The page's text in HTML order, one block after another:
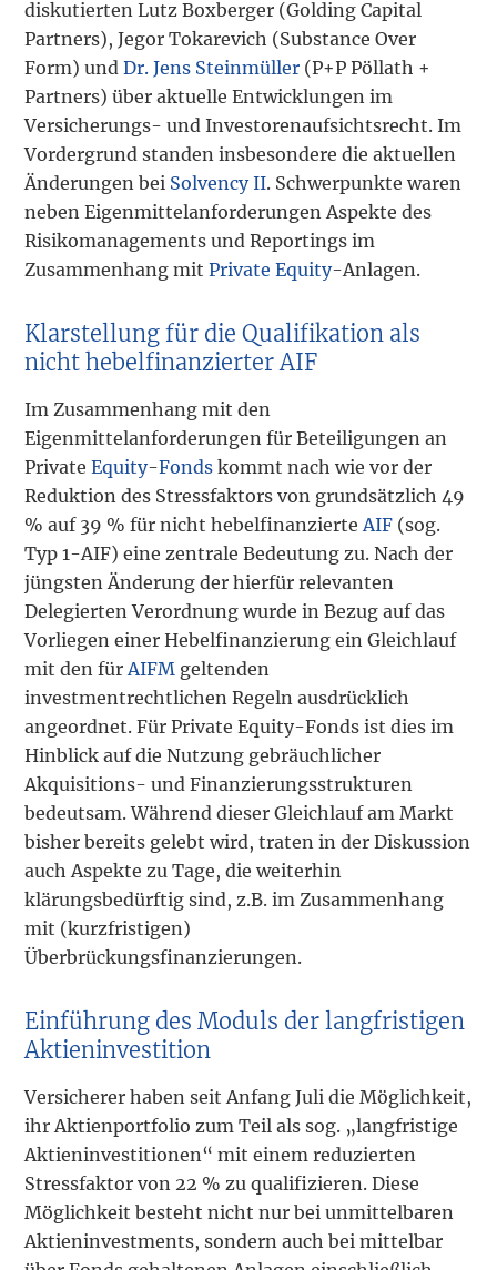
diskutierten Lutz Boxberger (Golding Capital
Partners), Jegor Tokarevich (Substance Over
Form) undDr. Jens Steinmüller (P+P Pöllath +
Partners) über aktuelle Entwicklungen im
Versicherungs- und Investorenaufsichtsrecht. Im
Vordergrund standen insbesondere die aktuellen
Änderungen bei Solvency II. Schwerpunkte waren
neben Eigenmittelanforderungen Aspekte des
Risikomanagements und Reportings im
Zusammenhang mitPrivate Equity-Anlagen.
Klarstellung für die Qualifikation als
nicht hebelfinanzierter AIF
Im Zusammenhang mit den
Eigenmittelanforderungen für Beteiligungen an
PrivateEquity-Fonds kommt nach wie vor der
Reduktion des Stressfaktors von grundsätzlich 49
% auf 39 % für nicht hebelfinanzierte AIF (sog.
Typ 1-AIF) eine zentrale Bedeutung zu. Nach der
jüngsten Änderung der hierfür relevanten
Delegierten Verordnung wurde in Bezug auf das
Vorliegen einer Hebelfinanzierung ein Gleichlauf
mit den für AIFM geltenden
investmentrechtlichen Regeln ausdrücklich
angeordnet. Für Private Equity-Fonds ist dies im
Hinblick auf die Nutzung gebräuchlicher
Akquisitions- und Finanzierungsstrukturen
bedeutsam. Während dieser Gleichlauf am Markt
bisher bereits gelebt wird, traten in der Diskussion
auch Aspekte zu Tage, die weiterhin
klärungsbedürftig sind, z.B. im Zusammenhang
mit (kurzfristigen)
Überbrückungsfinanzierungen.
Einführung des Moduls der langfristigen
Aktieninvestition
Versicherer haben seit Anfang Juli die Möglichkeit,
ihr Aktienportfolio zum Teil als sog. „langfristige
Aktieninvestitionen“ mit einem reduzierten
Stressfaktor von 22 % zu qualifizieren. Diese
Möglichkeit besteht nicht nur bei unmittelbaren
Aktieninvestments, sondern auch bei mittelbar